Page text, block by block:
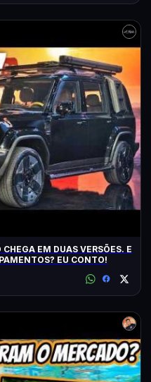
EM DUAS VERSÕES. E
EU CONTO!